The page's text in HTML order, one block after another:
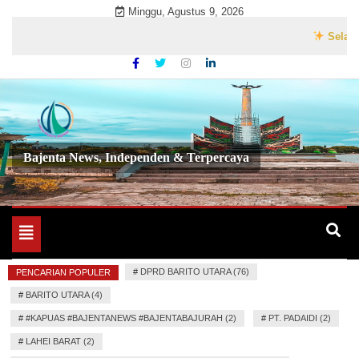
Minggu, Agustus 9, 2026
Selamat
Bajenta News, Independen & Terpercaya
Toggle
navigation
PENCARIAN POPULER # DPRD BARITO UTARA (76)
# BARITO UTARA (4)
# #KAPUAS #BAJENTANEWS #BAJENTABAJURAH (2) # PT. PADAIDI (2)
# LAHEI BARAT (2)